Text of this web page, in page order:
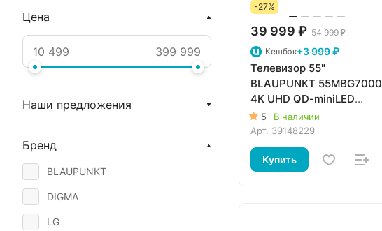
-27%
39 999 ₽ 54 999 ₽
Кешбэк+3 999 ₽
Телевизор 55"
BLAUPUNKT 55MBG7000
4K UHD QD-miniLED
HDR10+ 144Hz Dolby
Vision IQ GoogleTV
5
В наличии
Арт. 39148229
Купить
Цена
Наши предложения
Бренд
BLAUPUNKT
DIGMA
LG